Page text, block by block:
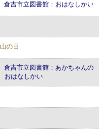
倉吉市立図書館：おはなしかい
山の日
倉吉市立図書館：あかちゃんの
おはなしかい